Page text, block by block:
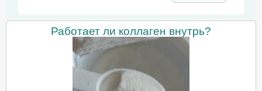
Работает ли коллаген внутрь?